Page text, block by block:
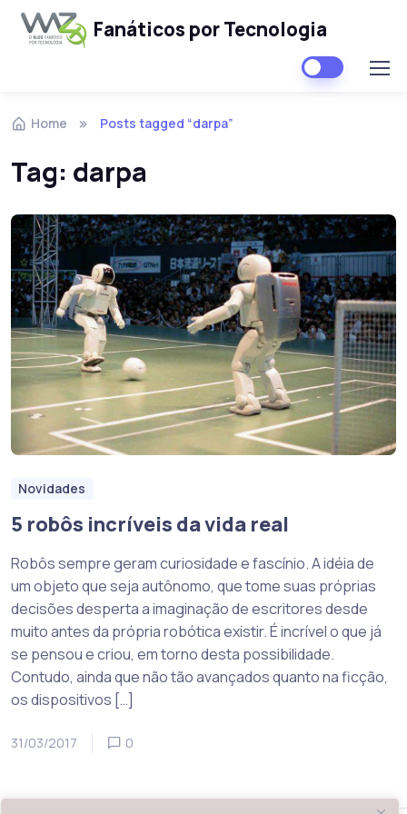
Fanáticos por Tecnologia
Home Posts tagged “darpa”
Tag: darpa
Novidades
5 robôs incríveis da vida real
Robôs sempre geram curiosidade e fascínio. A idéia de
um objeto que seja autônomo, que tome suas próprias
decisões desperta a imaginação de escritores desde
muito antes da própria robótica existir. É incrível o que já
se pensou e criou, em torno desta possibilidade.
Contudo, ainda que não tão avançados quanto na ficção,
os dispositivos […]
31/03/2017 0